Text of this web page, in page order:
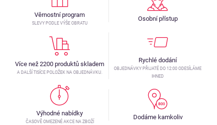
Věrnostní program
SLEVY PODLE VÝŠE OBRATU
Osobní přístup
Více než 2200 produktů skladem
A DALŠÍ TISÍCE POLOŽEK NA OBJEDNÁVKU.
Rychlé dodání
OBJEDNÁVKY PŘIJATÉ DO 12:00 ODESÍLÁME
IHNED
Výhodné nabídky
ČASOVĚ OMEZENÉ AKCE NA ZBOŽÍ
Dodáme kamkoliv